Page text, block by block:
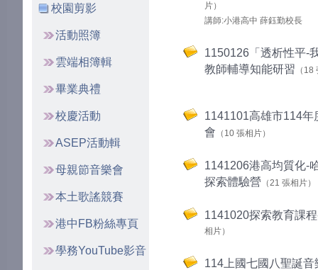
校園剪影
活動照簿
雲端相簿輯
畢業典禮
校慶活動
ASEP活動輯
母親節音樂會
本土歌謠競賽
港中FB粉絲專頁
學務YouTube影音
片）
講師:小港高中 薛鈺勤校長
1150126「透析性平-
教師輔導知能研習 （
1141101高雄市114年
會 （10 張相片）
1141206港高均質化-
探索體驗營 （21 張相片）
1141020探索教育課
相片）
114上國七國八聖誕音